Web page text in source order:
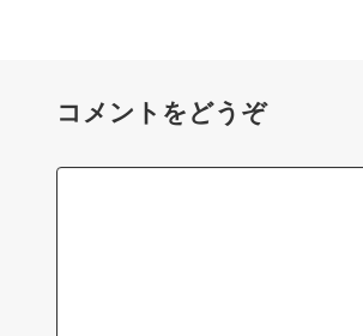
コメントをどうぞ